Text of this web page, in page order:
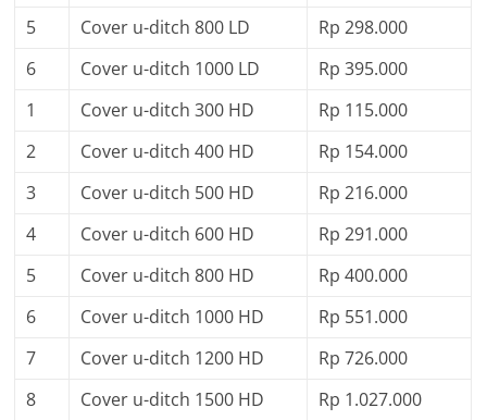
5
Cover u-ditch 800 LD
Rp 298.000
6
Cover u-ditch 1000 LD
Rp 395.000
1
Cover u-ditch 300 HD
Rp 115.000
2
Cover u-ditch 400 HD
Rp 154.000
3
Cover u-ditch 500 HD
Rp 216.000
4
Cover u-ditch 600 HD
Rp 291.000
5
Cover u-ditch 800 HD
Rp 400.000
6
Cover u-ditch 1000 HD
Rp 551.000
7
Cover u-ditch 1200 HD
Rp 726.000
8
Cover u-ditch 1500 HD Rp 1.027.000